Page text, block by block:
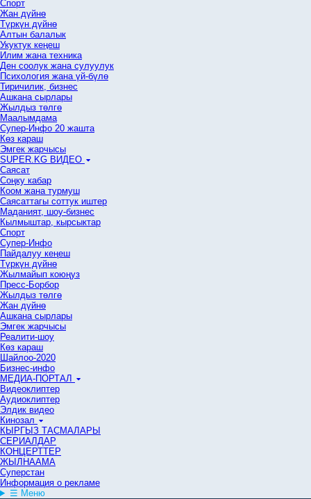
Спорт
Жан дүйнө
Түркүн дүйнө
Алтын балалык
Укуктук кеӊеш
Илим жана техника
Ден соолук жана сулуулук
Психология жана үй-бүлө
Тиричилик, бизнес
Ашкана сырлары
Жылдыз төлгө
Маалымдама
Супер-Инфо 20 жашта
Көз караш
Эмгек жарчысы
SUPER.KG ВИДЕО
Саясат
Cоңку кабар
Коом жана турмуш
Саясаттагы соттук иштер
Маданият, шоу-бизнес
Кылмыштар, кырсыктар
Спорт
Супер-Инфо
Пайдалуу кеңеш
Түркүн дүйнө
Жылмайып коюңуз
Пресс-Борбор
Жылдыз төлгө
Жан дүйнө
Ашкана сырлары
Эмгек жарчысы
Реалити-шоу
Көз караш
Шайлоо-2020
Бизнес-инфо
МЕДИА-ПОРТАЛ
Видеоклиптер
Аудиоклиптер
Элдик видео
Кинозал
КЫРГЫЗ ТАСМАЛАРЫ
СЕРИАЛДАР
КОНЦЕРТТЕР
ЖЫЛНААМА
Суперстан
Информация о рекламе
☰ Меню